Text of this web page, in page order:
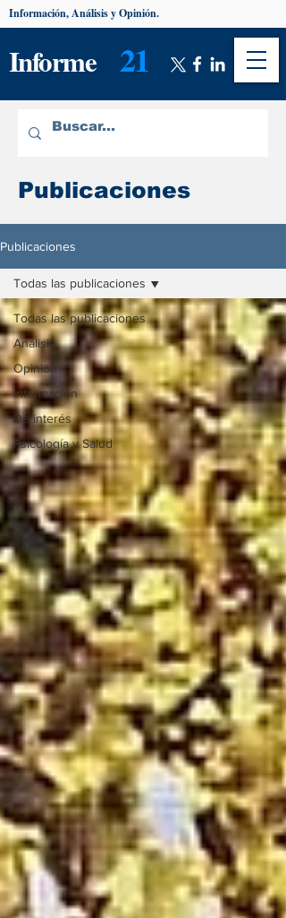
Informe 21
Información, Análisis y Opinión.
Publicaciones
Publicaciones
Todas las publicaciones
Análisis
Opinión
Información
De interés
Psicología y Salud
Todas las publicaciones